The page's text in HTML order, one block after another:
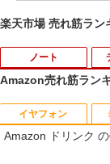
楽天市場 売れ筋ラン
ノート
1
1
Amazon売れ筋ラン
イヤフォン
Amazon ドリンク